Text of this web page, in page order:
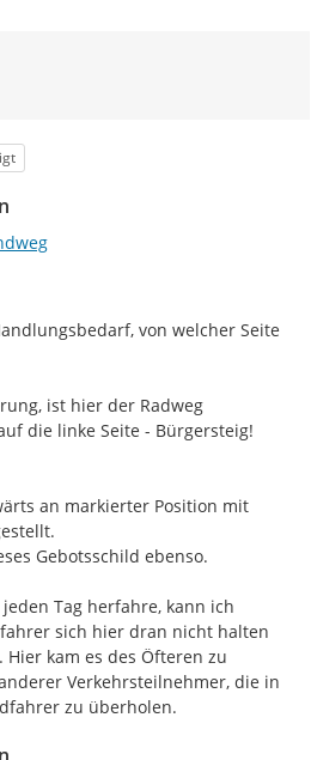
von welcher Seite
ist hier der Radweg
die linke Seite - Bürgersteig!
an markierter Position mit
Gebotsschild ebenso.
Tag herfahre, kann ich
sich hier dran nicht halten
kam es des Öfteren zu
Verkehrsteilnehmer, die in
zu überholen.